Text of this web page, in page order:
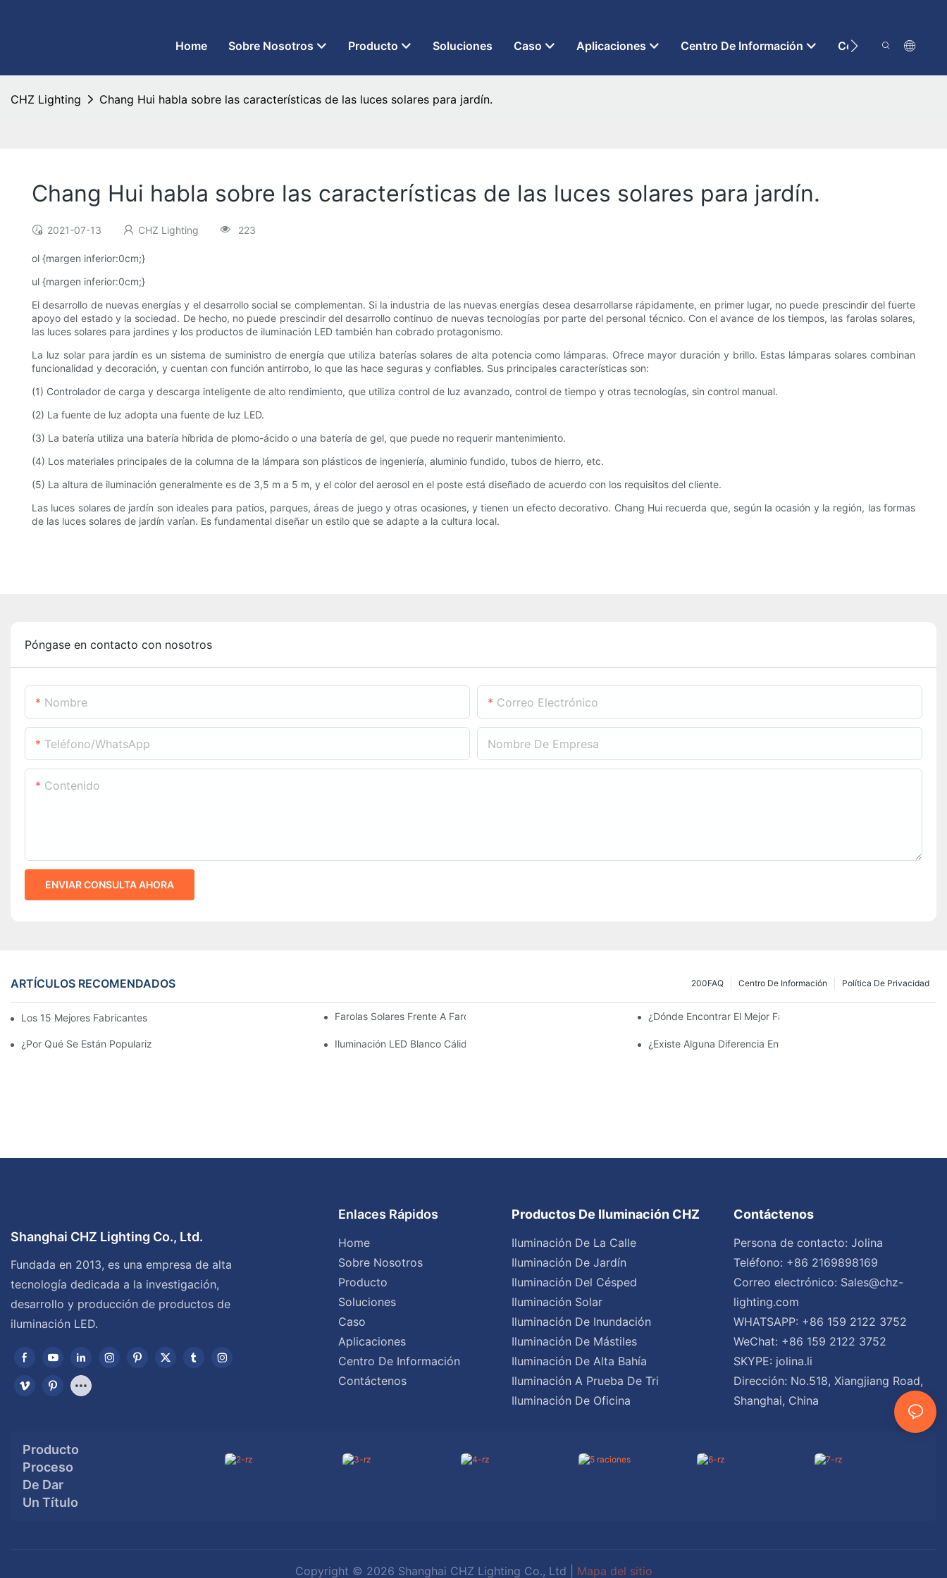
Home Sobre Nosotros Producto Soluciones Caso Aplicaciones Centro De Información Contáctenos
CHZ Lighting Chang Hui habla sobre las características de las luces solares para jardín.
Chang Hui habla sobre las características de las luces solares para jardín.
2021-07-13 CHZ Lighting 223
ol {margen inferior:0cm;}
ul {margen inferior:0cm;}
El desarrollo de nuevas energías y el desarrollo social se complementan. Si la industria de las nuevas energías desea desarrollarse rápidamente, en primer lugar, no puede prescindir del fuerte
apoyo del estado y la sociedad. De hecho, no puede prescindir del desarrollo continuo de nuevas tecnologías por parte del personal técnico. Con el avance de los tiempos, las farolas solares,
las luces solares para jardines y los productos de iluminación LED también han cobrado protagonismo.
La luz solar para jardín es un sistema de suministro de energía que utiliza baterías solares de alta potencia como lámparas. Ofrece mayor duración y brillo. Estas lámparas solares combinan
funcionalidad y decoración, y cuentan con función antirrobo, lo que las hace seguras y confiables. Sus principales características son:
(1) Controlador de carga y descarga inteligente de alto rendimiento, que utiliza control de luz avanzado, control de tiempo y otras tecnologías, sin control manual.
(2) La fuente de luz adopta una fuente de luz LED.
(3) La batería utiliza una batería híbrida de plomo-ácido o una batería de gel, que puede no requerir mantenimiento.
(4) Los materiales principales de la columna de la lámpara son plásticos de ingeniería, aluminio fundido, tubos de hierro, etc.
(5) La altura de iluminación generalmente es de 3,5 m a 5 m, y el color del aerosol en el poste está diseñado de acuerdo con los requisitos del cliente.
Las luces solares de jardín son ideales para patios, parques, áreas de juego y otras ocasiones, y tienen un efecto decorativo. Chang Hui recuerda que, según la ocasión y la región, las formas
de las luces solares de jardín varían. Es fundamental diseñar un estilo que se adapte a la cultura local.
Póngase en contacto con nosotros
Nombre Correo Electrónico
Teléfono/WhatsApp Nombre De Empresa
Contenido
ENVIAR CONSULTA AHORA
ARTÍCULOS RECOMENDADOS Política De Privacidad
Centro De Información
200FAQ
Los 15 Mejores Fabricantes De Farolas Solares Del Mundo Farolas Solares Frente A Farolas Tradicionales: Coste, Retorno De La Inversión Y Eficiencia.¿Dónde Encontrar El Mejor Fabricante De Farolas Solares?
¿Por Qué Se Están Popularizando Las Farolas Solares? Iluminación LED Blanco Cálido Vs. Blanco Suave ¿Existe Alguna Diferencia Entre Las Luces Del Área De
Shanghai CHZ Lighting Co., Ltd.
Fundada en 2013, es una empresa de alta
tecnología dedicada a la investigación,
desarrollo y producción de productos de
iluminación LED.
Enlaces Rápidos
Home
Sobre Nosotros
Producto
Soluciones
Caso
Aplicaciones
Centro De Información
Contáctenos
Productos De Iluminación CHZ
Iluminación De La Calle
Iluminación De Jardín
Iluminación Del Césped
Iluminación Solar
Iluminación De Inundación
Iluminación De Mástiles
Iluminación De Alta Bahía
Iluminación A Prueba De Tri
Iluminación De Oficina
Contáctenos
Persona de contacto: Jolina
Teléfono: +86 2169898169
Correo electrónico: Sales@chz-
lighting.com
WHATSAPP: +86 159 2122 3752
WeChat: +86 159 2122 3752
SKYPE: jolina.li
Dirección: No.518, Xiangjiang Road,
Shanghai, China
Producto
Proceso
De Dar
Un Título
Copyright © 2026 Shanghai CHZ Lighting Co., Ltd | Mapa del sitio